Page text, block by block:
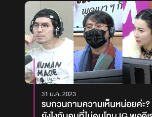
31 ม.ค. 2023
รบกวนถามความเห็นหน่อยค่ะ